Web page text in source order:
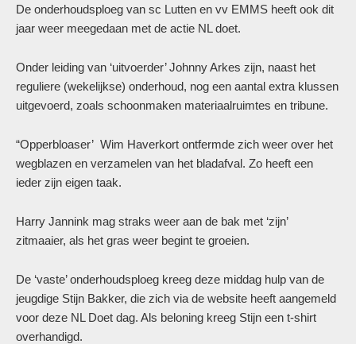
De onderhoudsploeg van sc Lutten en vv EMMS heeft ook dit
jaar weer meegedaan met de actie NL doet.
Onder leiding van ‘uitvoerder’ Johnny Arkes zijn, naast het
reguliere (wekelijkse) onderhoud, nog een aantal extra klussen
uitgevoerd, zoals schoonmaken materiaalruimtes en tribune.
“Opperbloaser’ Wim Haverkort ontfermde zich weer over het
wegblazen en verzamelen van het bladafval. Zo heeft een
ieder zijn eigen taak.
Harry Jannink mag straks weer aan de bak met ‘zijn’
zitmaaier, als het gras weer begint te groeien.
De ‘vaste’ onderhoudsploeg kreeg deze middag hulp van de
jeugdige Stijn Bakker, die zich via de website heeft aangemeld
voor deze NL Doet dag. Als beloning kreeg Stijn een t-shirt
overhandigd.